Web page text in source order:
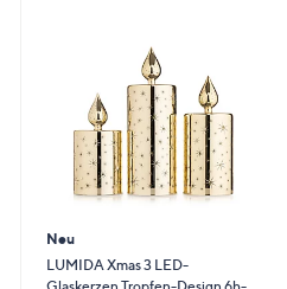
Neu
LUMIDA Xmas 3 LED-